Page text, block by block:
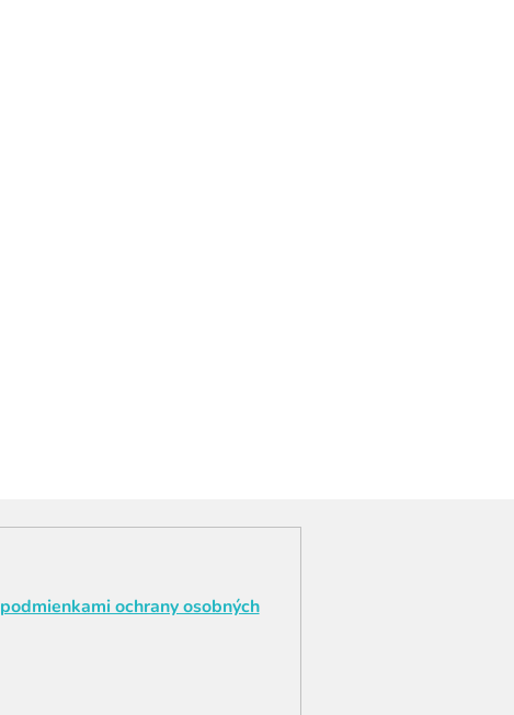
podmienkami ochrany osobných